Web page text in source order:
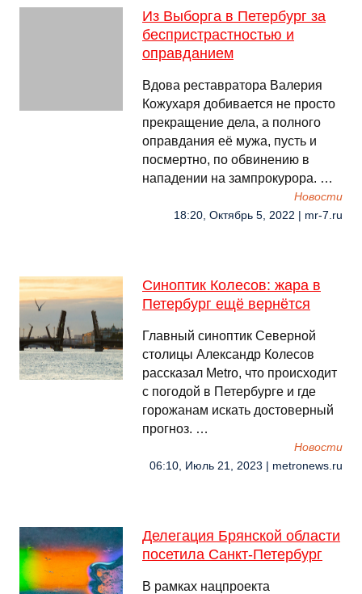
Из Выборга в Петербург за
беспристрастностью и
оправданием
Вдова реставратора Валерия
Кожухаря добивается не просто
прекращение дела, а полного
оправдания её мужа, пусть и
посмертно, по обвинению в
нападении на зампрокурора. …
Новости
18:20, Октябрь 5, 2022 | mr-7.ru
Синоптик Колесов: жара в
Петербург ещё вернётся
Главный синоптик Северной
столицы Александр Колесов
рассказал Metro, что происходит
с погодой в Петербурге и где
горожанам искать достоверный
прогноз. …
Новости
06:10, Июль 21, 2023 | metronews.ru
Делегация Брянской области
посетила Санкт-Петербург
В рамках нацпроекта